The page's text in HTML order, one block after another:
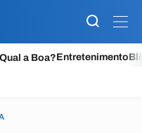
Qual a Boa?Entretenimento